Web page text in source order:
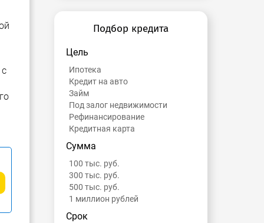
Подбор кредита
Цель
Ипотека
Кредит на авто
Займ
Под залог недвижимости
Рефинансирование
Кредитная карта
Сумма
100 тыс. руб.
300 тыс. руб.
500 тыс. руб.
1 миллион рублей
Срок